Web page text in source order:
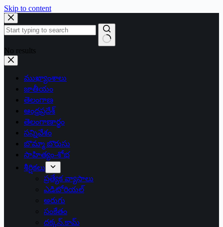
Skip to content
No results
ముఖ్యాంశాలు
జాతీయం
తెలంగాణ
ఆంధ్రప్రదేశ్
తెలంగాణార్థం
సన్నివేశం
బొమ్మా బొరుసు
సాహిత్యం-శోభ
శీర్షికలు
ప్రత్యేక వ్యాసాలు
ఎడిటోరియల్
అరుగు
సంకేతం
దక్కన్.కామ్